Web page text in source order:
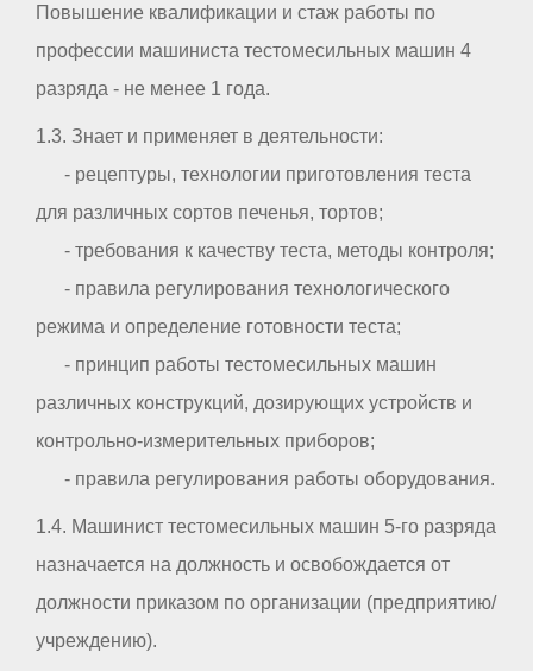
Повышение квалификации и стаж работы по
профессии машиниста тестомесильных машин 4
разряда - не менее 1 года.
1.3. Знает и применяет в деятельности:
- рецептуры, технологии приготовления теста
для различных сортов печенья, тортов;
- требования к качеству теста, методы контроля;
- правила регулирования технологического
режима и определение готовности теста;
- принцип работы тестомесильных машин
различных конструкций, дозирующих устройств и
контрольно-измерительных приборов;
- правила регулирования работы оборудования.
1.4. Машинист тестомесильных машин 5-го разряда
назначается на должность и освобождается от
должности приказом по организации (предприятию/
учреждению).